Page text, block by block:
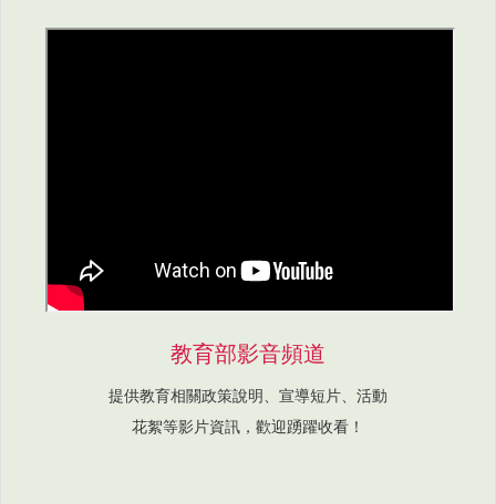
教育部影音頻道
提供教育相關政策說明、宣導短片、活動
花絮等影片資訊，歡迎踴躍收看！